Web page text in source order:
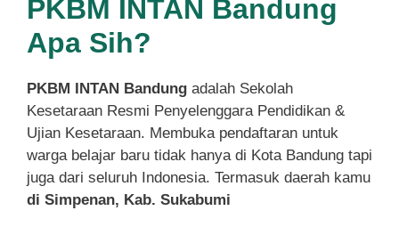
PKBM INTAN Bandung
Apa Sih?
PKBM INTAN Bandung adalah Sekolah
Kesetaraan Resmi Penyelenggara Pendidikan &
Ujian Kesetaraan. Membuka pendaftaran untuk
warga belajar baru tidak hanya di Kota Bandung tapi
juga dari seluruh Indonesia. Termasuk daerah kamu
di Simpenan, Kab. Sukabumi